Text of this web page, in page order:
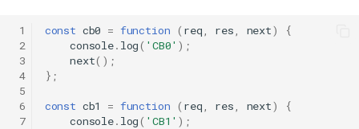
1
2
3
4
5
6
7
const cb0 = function ( req, res, next)
{
console. log( 'CB0' );
next();
};
const cb1 = function ( req, res, next)
{
console. log( 'CB1' );